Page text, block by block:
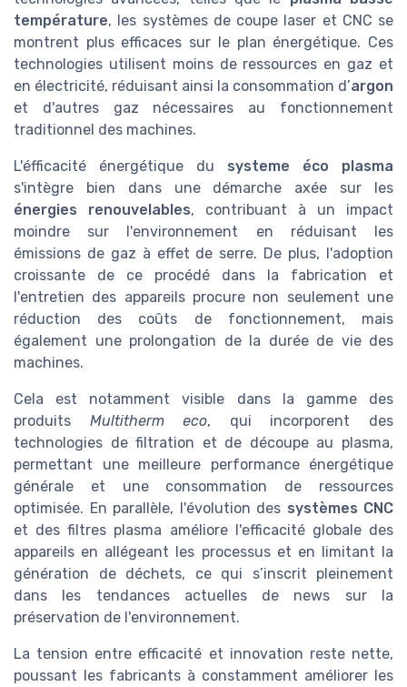
température, les systèmes de coupe laser et CNC se
montrent plus efficaces sur le plan énergétique. Ces
technologies utilisent moins de ressources en gaz et
en électricité, réduisant ainsi la consommation d’argon
et d'autres gaz nécessaires au fonctionnement
traditionnel des machines.
L'éfficacité énergétique du systeme éco plasma
s'intègre bien dans une démarche axée sur les
énergies renouvelables, contribuant à un impact
moindre sur l'environnement en réduisant les
émissions de gaz à effet de serre. De plus, l'adoption
croissante de ce procédé dans la fabrication et
l'entretien des appareils procure non seulement une
réduction des coûts de fonctionnement, mais
également une prolongation de la durée de vie des
machines.
Cela est notamment visible dans la gamme des
produits Multitherm eco, qui incorporent des
technologies de filtration et de découpe au plasma,
permettant une meilleure performance énergétique
générale et une consommation de ressources
optimisée. En parallèle, l'évolution des systèmes CNC
et des filtres plasma améliore l'efficacité globale des
appareils en allégeant les processus et en limitant la
génération de déchets, ce qui s’inscrit pleinement
dans les tendances actuelles de news sur la
préservation de l'environnement.
La tension entre efficacité et innovation reste nette,
poussant les fabricants à constamment améliorer les